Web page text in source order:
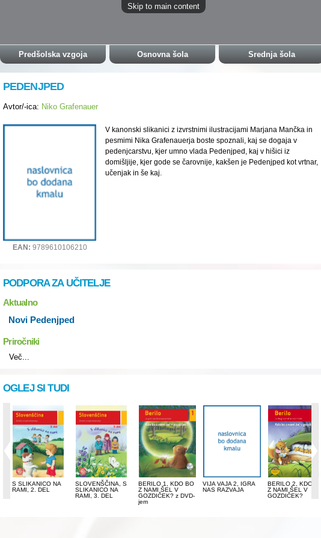
Skip to main content
Predšolska vzgoja Osnovna šola Srednja šola
PEDENJPED
Avtor/-ica: Niko Grafenauer
EAN: 9789610106210
V kanonski slikanici z izvrstnimi ilustracijami Marjana Mančka in
pesmimi Nika Grafenauerja boste spoznali, kaj se dogaja v
pedenjcarstvu, kjer umno vlada Pedenjped, kaj v hišici iz
domišljije, kjer gode se čarovnije, kakšen je Pedenjped kot vrtnar,
učenjak in še kaj.
PODPORA ZA UČITELJE
Aktualno
Novi Pedenjped
Priročniki
Več...
OGLEJ SI TUDI
S SLIKANICO NA
RAMI, 2. DEL
SLOVENŠČINA, S
SLIKANICO NA
RAMI, 3. DEL
BERILO 1, KDO BO
Z NAMI ŠEL V
GOZDIČEK? z DVD-
jem
VIJA VAJA 2, IGRA
NAS RAZVAJA
BERILO 2, KDO BO
Z NAMI ŠEL V
GOZDIČEK?